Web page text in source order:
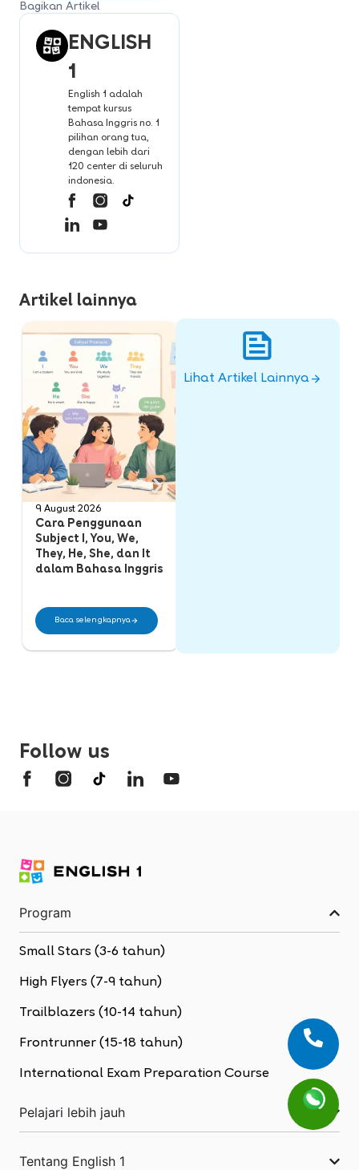
Bagikan Artikel
ENGLISH
1
English 1 adalah
tempat kursus
Bahasa Inggris no. 1
pilihan orang tua,
dengan lebih dari
120 center di seluruh
indonesia.
Artikel lainnya
9 August 2026
Cara Penggunaan
Subject I, You, We,
They, He, She, dan It
dalam Bahasa Inggris
Baca selengkapnya
Lihat Artikel Lainnya
Follow us
Program
Small Stars (3-6 tahun)
High Flyers (7-9 tahun)
Trailblazers (10-14 tahun)
Frontrunner (15-18 tahun)
International Exam Preparation Course
Pelajari lebih jauh
Tentang English 1